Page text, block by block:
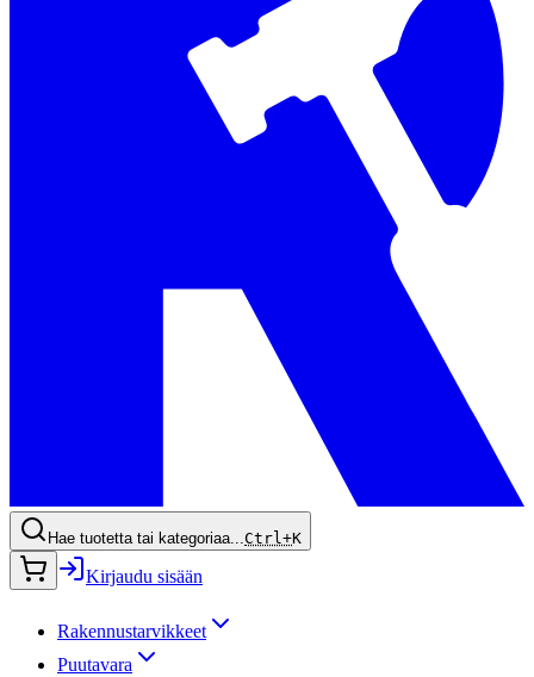
Hae tuotetta tai kategoriaa...Ctrl+K
Kirjaudu sisään
Rakennustarvikkeet
Puutavara